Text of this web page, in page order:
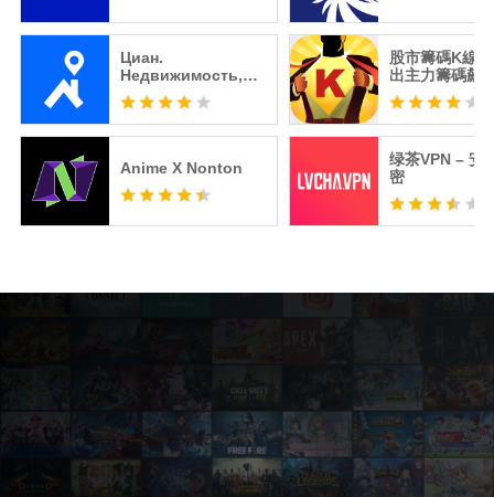
Циан.
Недвижимость,
квартиры
Anime X Nonton
股市籌碼K線 -
出主力籌碼飆
绿茶VPN – 安
密